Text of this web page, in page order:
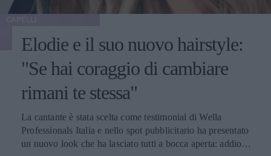
Elodie e il suo nuovo hairstyle:
"Se hai coraggio di cambiare
rimani te stessa"
La cantante è stata scelta come testimonial di Wella
Professionals Italia e nello spot pubblicitario ha presentato
un nuovo look che ha lasciato tutti a bocca aperta: addio